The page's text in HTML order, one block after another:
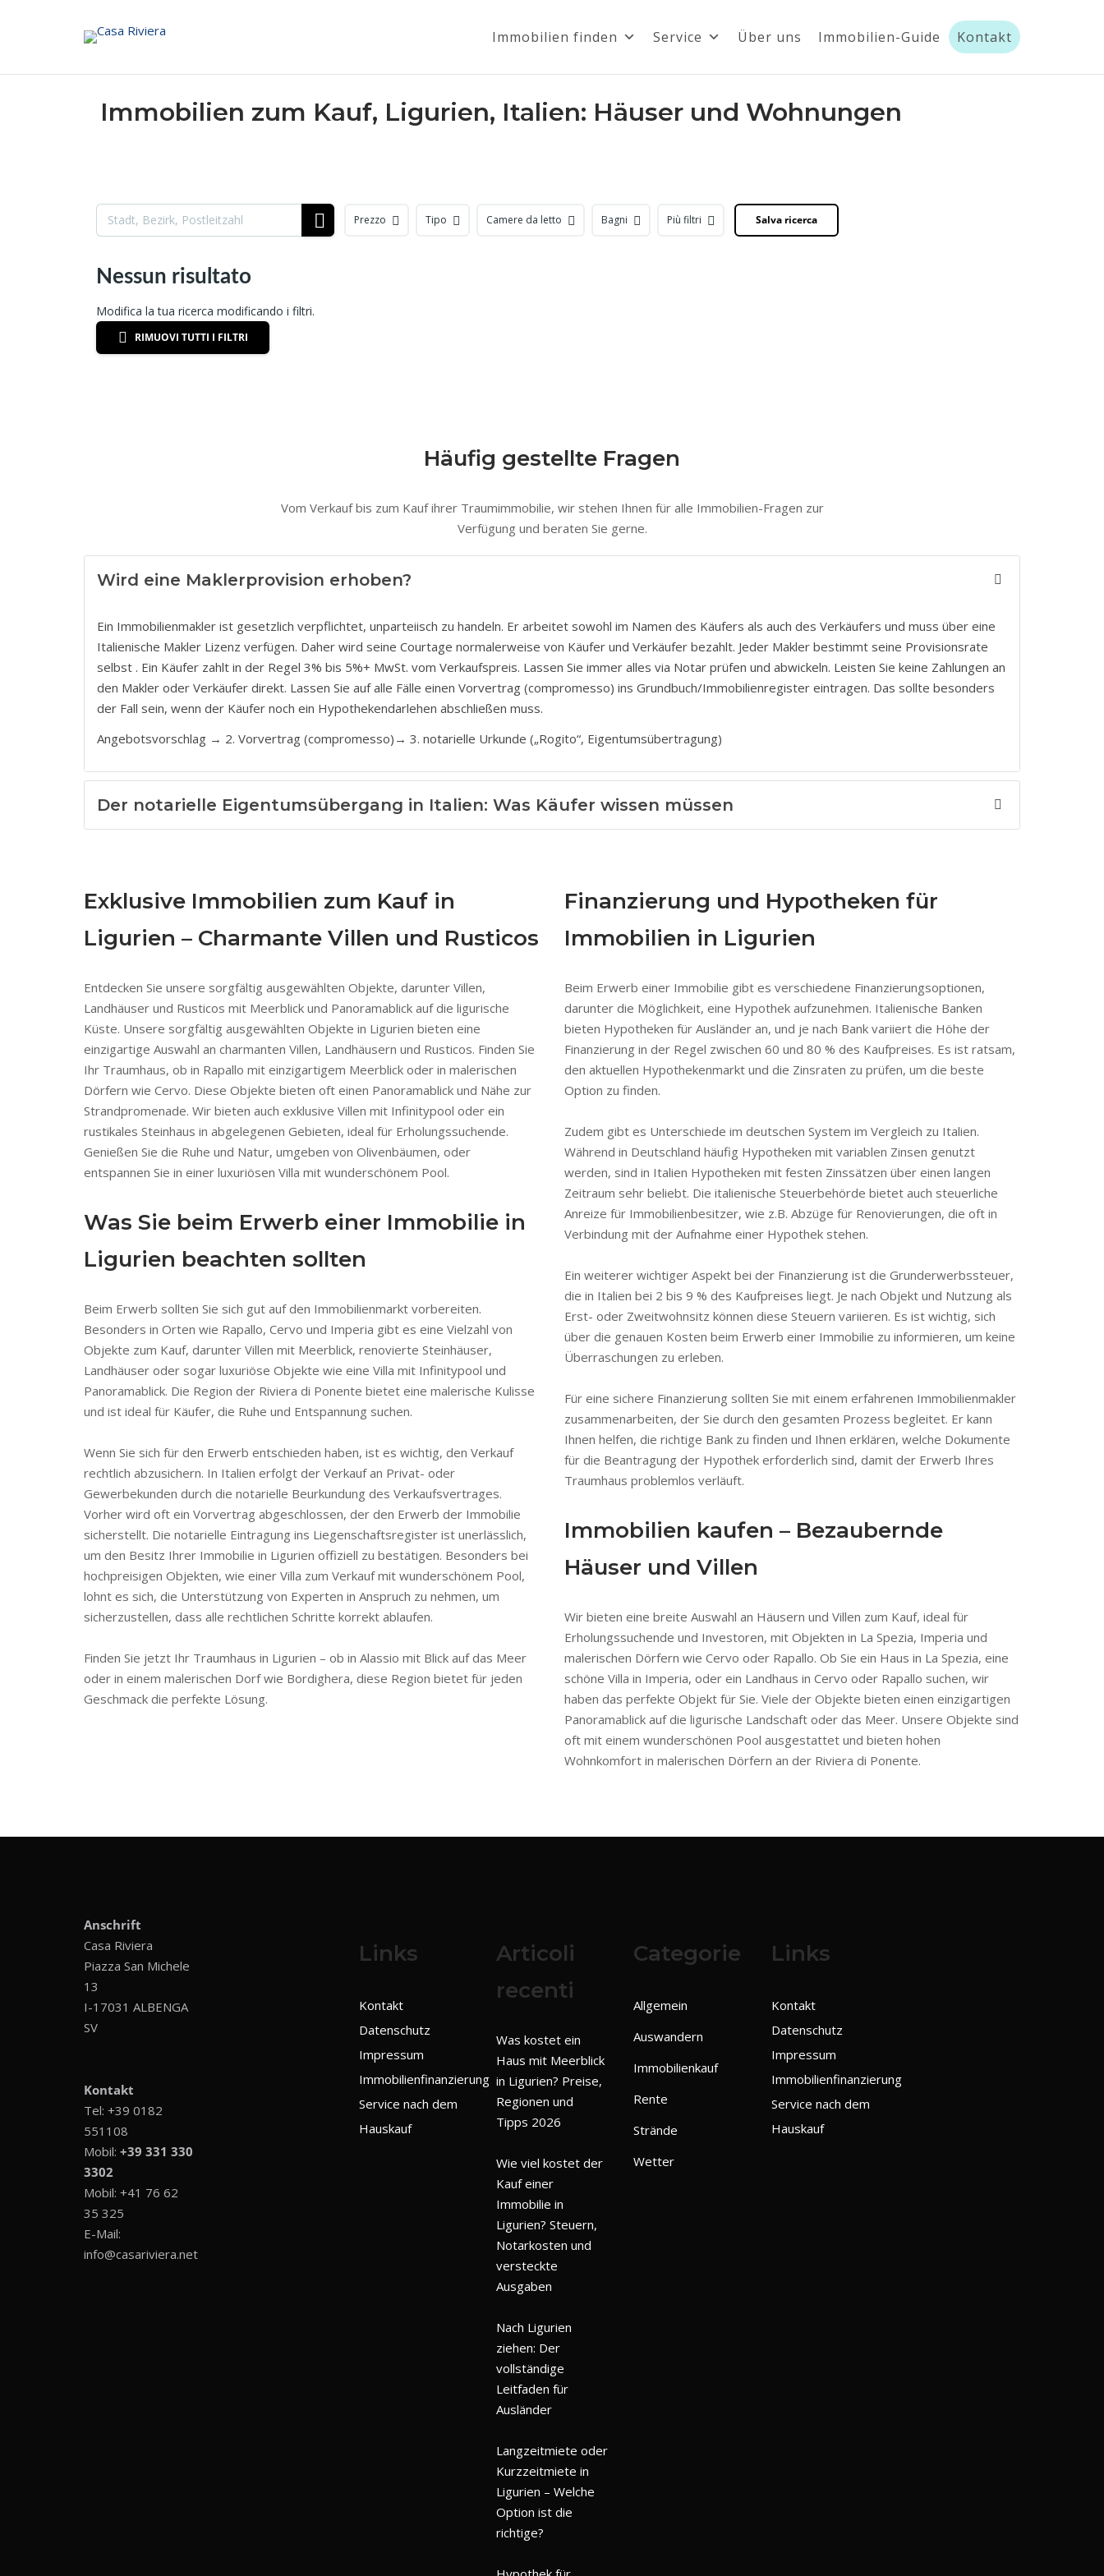
Immobilien finden Service Über uns Immobilien-Guide Kontakt
Immobilien zum Kauf, Ligurien, Italien: Häuser und Wohnungen
Salva ricerca
Prezzo Tipo Camere da letto Bagni Più filtri
Nessun risultato
Modifica la tua ricerca modificando i filtri.
RIMUOVI TUTTI I FILTRI
Häufig gestellte Fragen
Vom Verkauf bis zum Kauf ihrer Traumimmobilie, wir stehen Ihnen für alle Immobilien-Fragen zur
Verfügung und beraten Sie gerne.
Wird eine Maklerprovision erhoben?
Ein Immobilienmakler ist gesetzlich verpflichtet, unparteiisch zu handeln. Er arbeitet sowohl im Namen des Käufers als auch des Verkäufers und muss über eine
Italienische Makler Lizenz verfügen. Daher wird seine Courtage normalerweise von Käufer und Verkäufer bezahlt. Jeder Makler bestimmt seine Provisionsrate
selbst . Ein Käufer zahlt in der Regel 3% bis 5%+ MwSt. vom Verkaufspreis. Lassen Sie immer alles via Notar prüfen und abwickeln. Leisten Sie keine Zahlungen an
den Makler oder Verkäufer direkt. Lassen Sie auf alle Fälle einen Vorvertrag (compromesso) ins Grundbuch/Immobilienregister eintragen. Das sollte besonders
der Fall sein, wenn der Käufer noch ein Hypothekendarlehen abschließen muss.
Angebotsvorschlag → 2. Vorvertrag (compromesso)→ 3. notarielle Urkunde („Rogito“, Eigentumsübertragung)
Der notarielle Eigentumsübergang in Italien: Was Käufer wissen müssen
Exklusive Immobilien zum Kauf in
Ligurien – Charmante Villen und Rusticos
Entdecken Sie unsere sorgfältig ausgewählten Objekte, darunter Villen,
Landhäuser und Rusticos mit Meerblick und Panoramablick auf die ligurische
Küste. Unsere sorgfältig ausgewählten Objekte in Ligurien bieten eine
einzigartige Auswahl an charmanten Villen, Landhäusern und Rusticos. Finden Sie
Ihr Traumhaus, ob in Rapallo mit einzigartigem Meerblick oder in malerischen
Dörfern wie Cervo. Diese Objekte bieten oft einen Panoramablick und Nähe zur
Strandpromenade. Wir bieten auch exklusive Villen mit Infinitypool oder ein
rustikales Steinhaus in abgelegenen Gebieten, ideal für Erholungssuchende.
Genießen Sie die Ruhe und Natur, umgeben von Olivenbäumen, oder
entspannen Sie in einer luxuriösen Villa mit wunderschönem Pool.
Was Sie beim Erwerb einer Immobilie in
Ligurien beachten sollten
Beim Erwerb sollten Sie sich gut auf den Immobilienmarkt vorbereiten.
Besonders in Orten wie Rapallo, Cervo und Imperia gibt es eine Vielzahl von
Objekte zum Kauf, darunter Villen mit Meerblick, renovierte Steinhäuser,
Landhäuser oder sogar luxuriöse Objekte wie eine Villa mit Infinitypool und
Panoramablick. Die Region der Riviera di Ponente bietet eine malerische Kulisse
und ist ideal für Käufer, die Ruhe und Entspannung suchen.
Wenn Sie sich für den Erwerb entschieden haben, ist es wichtig, den Verkauf
rechtlich abzusichern. In Italien erfolgt der Verkauf an Privat- oder
Gewerbekunden durch die notarielle Beurkundung des Verkaufsvertrages.
Vorher wird oft ein Vorvertrag abgeschlossen, der den Erwerb der Immobilie
sicherstellt. Die notarielle Eintragung ins Liegenschaftsregister ist unerlässlich,
um den Besitz Ihrer Immobilie in Ligurien offiziell zu bestätigen. Besonders bei
hochpreisigen Objekten, wie einer Villa zum Verkauf mit wunderschönem Pool,
lohnt es sich, die Unterstützung von Experten in Anspruch zu nehmen, um
sicherzustellen, dass alle rechtlichen Schritte korrekt ablaufen.
Finden Sie jetzt Ihr Traumhaus in Ligurien – ob in Alassio mit Blick auf das Meer
oder in einem malerischen Dorf wie Bordighera, diese Region bietet für jeden
Geschmack die perfekte Lösung.
Finanzierung und Hypotheken für
Immobilien in Ligurien
Beim Erwerb einer Immobilie gibt es verschiedene Finanzierungsoptionen,
darunter die Möglichkeit, eine Hypothek aufzunehmen. Italienische Banken
bieten Hypotheken für Ausländer an, und je nach Bank variiert die Höhe der
Finanzierung in der Regel zwischen 60 und 80 % des Kaufpreises. Es ist ratsam,
den aktuellen Hypothekenmarkt und die Zinsraten zu prüfen, um die beste
Option zu finden.
Zudem gibt es Unterschiede im deutschen System im Vergleich zu Italien.
Während in Deutschland häufig Hypotheken mit variablen Zinsen genutzt
werden, sind in Italien Hypotheken mit festen Zinssätzen über einen langen
Zeitraum sehr beliebt. Die italienische Steuerbehörde bietet auch steuerliche
Anreize für Immobilienbesitzer, wie z.B. Abzüge für Renovierungen, die oft in
Verbindung mit der Aufnahme einer Hypothek stehen.
Ein weiterer wichtiger Aspekt bei der Finanzierung ist die Grunderwerbssteuer,
die in Italien bei 2 bis 9 % des Kaufpreises liegt. Je nach Objekt und Nutzung als
Erst- oder Zweitwohnsitz können diese Steuern variieren. Es ist wichtig, sich
über die genauen Kosten beim Erwerb einer Immobilie zu informieren, um keine
Überraschungen zu erleben.
Für eine sichere Finanzierung sollten Sie mit einem erfahrenen Immobilienmakler
zusammenarbeiten, der Sie durch den gesamten Prozess begleitet. Er kann
Ihnen helfen, die richtige Bank zu finden und Ihnen erklären, welche Dokumente
für die Beantragung der Hypothek erforderlich sind, damit der Erwerb Ihres
Traumhaus problemlos verläuft.
Immobilien kaufen – Bezaubernde
Häuser und Villen
Wir bieten eine breite Auswahl an Häusern und Villen zum Kauf, ideal für
Erholungssuchende und Investoren, mit Objekten in La Spezia, Imperia und
malerischen Dörfern wie Cervo oder Rapallo. Ob Sie ein Haus in La Spezia, eine
schöne Villa in Imperia, oder ein Landhaus in Cervo oder Rapallo suchen, wir
haben das perfekte Objekt für Sie. Viele der Objekte bieten einen einzigartigen
Panoramablick auf die ligurische Landschaft oder das Meer. Unsere Objekte sind
oft mit einem wunderschönen Pool ausgestattet und bieten hohen
Wohnkomfort in malerischen Dörfern an der Riviera di Ponente.
Anschrift
Casa Riviera
Piazza San Michele
13
I-17031 ALBENGA
SV
Kontakt
Tel: +39 0182
551108
Mobil: +39 331 330
3302
Mobil: +41 76 62
35 325
E-Mail:
info@casariviera.net
Links
Kontakt
Datenschutz
Impressum
Immobilienfinanzierung
Service nach dem
Hauskauf
Articoli
recenti
Was kostet ein
Haus mit Meerblick
in Ligurien? Preise,
Regionen und
Tipps 2026
Wie viel kostet der
Kauf einer
Immobilie in
Ligurien? Steuern,
Notarkosten und
versteckte
Ausgaben
Nach Ligurien
ziehen: Der
vollständige
Leitfaden für
Ausländer
Langzeitmiete oder
Kurzzeitmiete in
Ligurien – Welche
Option ist die
richtige?
Categorie
Allgemein
Auswandern
Immobilienkauf
Rente
Strände
Wetter
Links
Kontakt
Datenschutz
Impressum
Immobilienfinanzierung
Service nach dem
Hauskauf